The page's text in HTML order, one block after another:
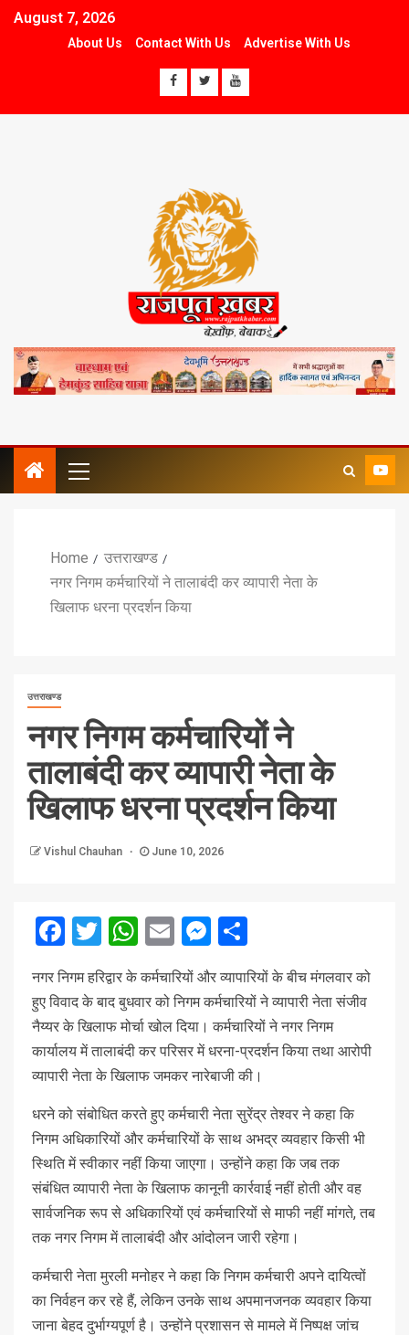
August 7, 2026
About Us Contact With Us Advertise With Us
Home
उत्तराखण्ड
नगर निगम कर्मचारियों ने तालाबंदी कर व्यापारी नेता के
खिलाफ धरना प्रदर्शन किया
उत्तराखण्ड
नगर निगम कर्मचारियों ने
तालाबंदी कर व्यापारी नेता के
खिलाफ धरना प्रदर्शन किया
Vishul Chauhan June 10, 2026
Facebook
Twitter
WhatsApp
EmailMessenger
नगर निगम हरिद्वार के कर्मचारियों और व्यापारियों के बीच मंगलवार को
हुए विवाद के बाद बुधवार को निगम कर्मचारियों ने व्यापारी नेता संजीव
नैय्यर के खिलाफ मोर्चा खोल दिया। कर्मचारियों ने नगर निगम
कार्यालय में तालाबंदी कर परिसर में धरना-प्रदर्शन किया तथा आरोपी
व्यापारी नेता के खिलाफ जमकर नारेबाजी की।
धरने को संबोधित करते हुए कर्मचारी नेता सुरेंद्र तेश्वर ने कहा कि
निगम अधिकारियों और कर्मचारियों के साथ अभद्र व्यवहार किसी भी
स्थिति में स्वीकार नहीं किया जाएगा। उन्होंने कहा कि जब तक
संबंधित व्यापारी नेता के खिलाफ कानूनी कार्रवाई नहीं होती और वह
सार्वजनिक रूप से अधिकारियों एवं कर्मचारियों से माफी नहीं मांगते, तब
तक नगर निगम में तालाबंदी और आंदोलन जारी रहेगा।
कर्मचारी नेता मुरली मनोहर ने कहा कि निगम कर्मचारी अपने दायित्वों
का निर्वहन कर रहे हैं, लेकिन उनके साथ अपमानजनक व्यवहार किया
जाना बेहद दुर्भाग्यपूर्ण है। उन्होंने प्रशासन से मामले में निष्पक्ष जांच